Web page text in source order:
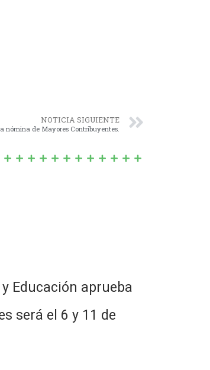
NOTICIA SIGUIENTE
nómina de Mayores Contribuyentes.
aprueba
será el 6 y 11 de